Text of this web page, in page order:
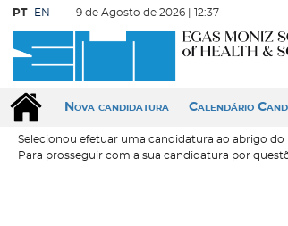
PT EN 9 de Agosto de 2026 | 12:37
Nova candidatura Calendário
Selecionou efetuar uma candidatura ao abrigo do
Para prosseguir com a sua candidatura por